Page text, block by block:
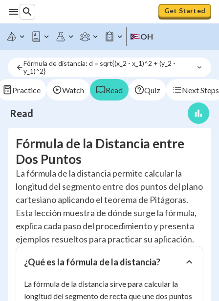
Get Started
OH
Fórmula de distancia: d = sqrt{(x_2 - x_1)^2 + (y_2 -
y_1)^2}
Practice Watch Read Quiz Next Steps
Read
Fórmula de la Distancia entre
Dos Puntos
La fórmula de la distancia permite calcular la
longitud del segmento entre dos puntos del plano
cartesiano aplicando el teorema de Pitágoras.
Esta lección muestra de dónde surge la fórmula,
explica cada paso del procedimiento y presenta
ejemplos resueltos para practicar su aplicación.
¿Qué es la fórmula de la distancia?
La fórmula de la distancia sirve para calcular la
longitud del segmento de recta que une dos puntos